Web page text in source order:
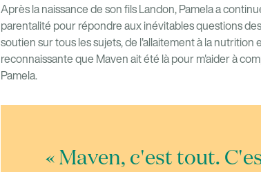
Après la naissance de son fils Landon, Pamela a
parentalité pour répondre aux inévitables questions
soutien sur tous les sujets, de l'allaitement à la nutrition
reconnaissante que Maven ait été là pour m'aider à
Pamela.
« Maven, c'est tout.